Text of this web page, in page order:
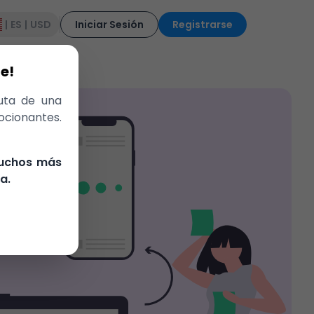
| ES | USD Iniciar Sesión Registrarse
de una
más